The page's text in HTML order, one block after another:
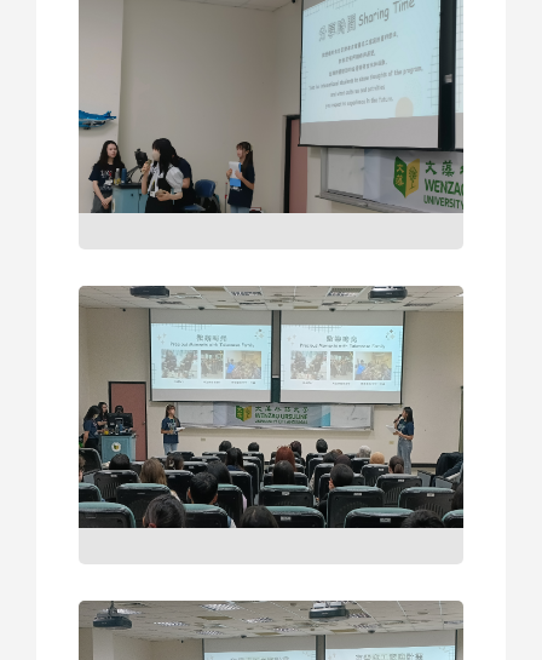
國際交流組 International Exchange Affairs